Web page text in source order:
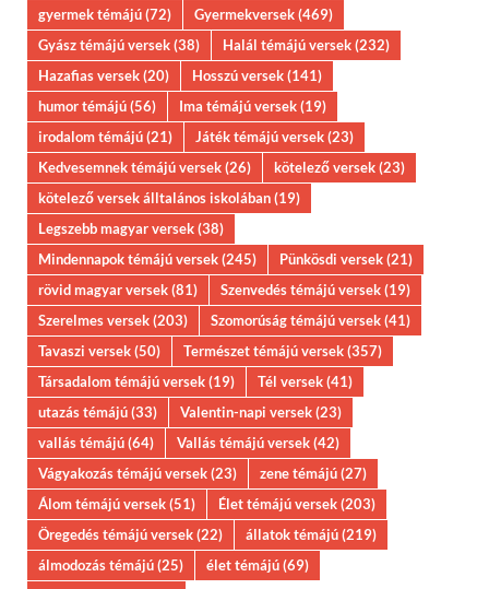
gyermek témájú(72) Gyermekversek(469)
Gyász témájú versek(38) Halál témájú versek(232)
Hazafias versek(20) Hosszú versek(141)
humor témájú(56) Ima témájú versek(19)
irodalom témájú(21) Játék témájú versek(23)
Kedvesemnek témájú versek(26) kötelező versek(23)
kötelező versek álltalános iskolában(19)
Legszebb magyar versek(38)
Mindennapok témájú versek(245) Pünkösdi versek(21)
rövid magyar versek(81) Szenvedés témájú versek(19)
Szerelmes versek(203) Szomorúság témájú versek(41)
Tavaszi versek(50) Természet témájú versek(357)
Társadalom témájú versek(19) Tél versek(41)
utazás témájú(33) Valentin-napi versek(23)
vallás témájú(64) Vallás témájú versek(42)
Vágyakozás témájú versek(23) zene témájú(27)
Álom témájú versek(51) Élet témájú versek(203)
Öregedés témájú versek(22) állatok témájú(219)
álmodozás témájú(25) élet témájú(69)